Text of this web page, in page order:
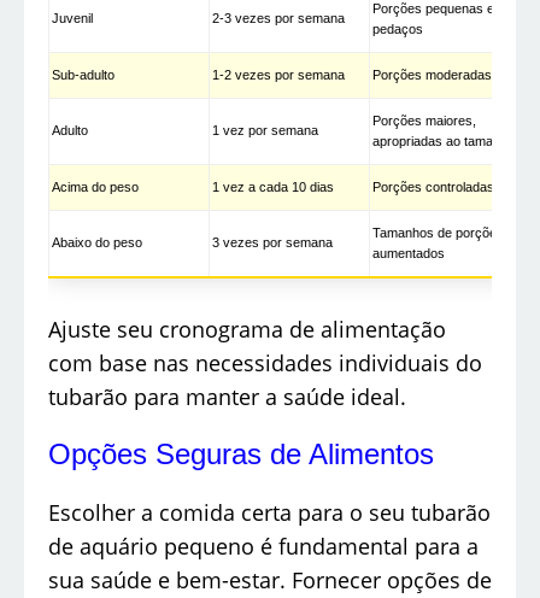
Juvenil 2-3 vezes por semana
Porções pequenas e em
pedaços
Sub-adulto 1-2 vezes por semana Porções moderadas
Adulto 1 vez por semana
Porções maiores,
apropriadas ao tamanho
Acima do peso 1 vez a cada 10 dias Porções controladas
Abaixo do peso 3 vezes por semana
Tamanhos de porções
aumentados
Ajuste seu cronograma de alimentação
com base nas necessidades individuais do
tubarão para manter a saúde ideal.
Opções Seguras de Alimentos
Escolher a comida certa para o seu tubarão
de aquário pequeno é fundamental para a
sua saúde e bem-estar. Fornecer opções de